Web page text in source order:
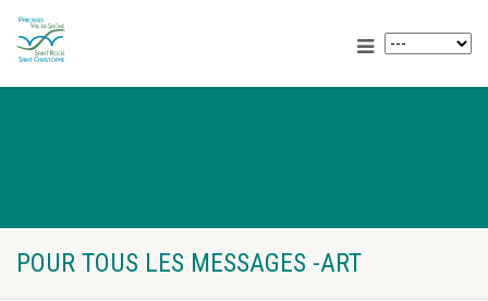
POUR TOUS LES MESSAGES -ART